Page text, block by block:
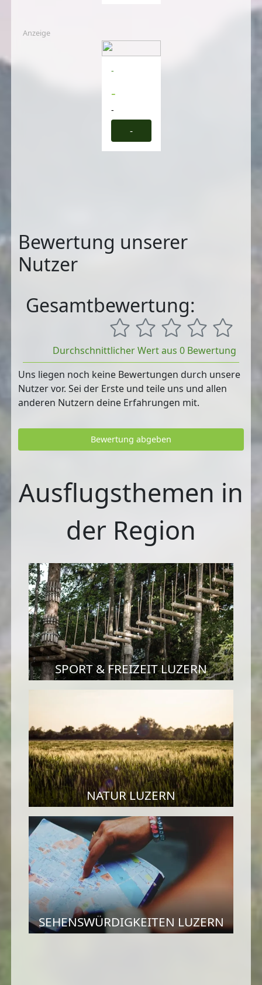
Anzeige
-
-
-
-
Bewertung unserer
Nutzer
Gesamtbewertung:
Durchschnittlicher Wert aus 0 Bewertung
Uns liegen noch keine Bewertungen durch unsere
Nutzer vor. Sei der Erste und teile uns und allen
anderen Nutzern deine Erfahrungen mit.
Bewertung abgeben
Ausflugsthemen in
der Region
SPORT & FREIZEIT LUZERN
NATUR LUZERN
SEHENSWÜRDIGKEITEN LUZERN